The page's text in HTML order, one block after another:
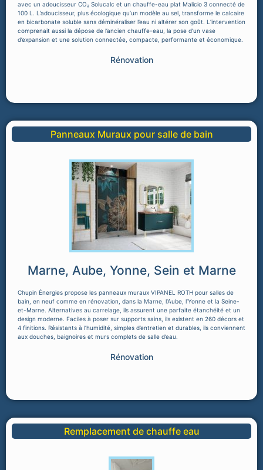
avec un adoucisseur CO₂ Solucalc et un chauffe-eau plat Malicio 3 connecté de
100 L. L’adoucisseur, plus écologique qu’un modèle au sel, transforme le calcaire
en bicarbonate soluble sans déminéraliser l’eau ni altérer son goût. L’intervention
comprenait aussi la dépose de l’ancien chauffe-eau, la pose d’un vase
d’expansion et une solution connectée, compacte, performante et économique.
Rénovation
Panneaux Muraux pour salle de bain
Marne, Aube, Yonne, Sein et Marne
Chupin Énergies propose les panneaux muraux VIPANEL ROTH pour salles de
bain, en neuf comme en rénovation, dans la Marne, l’Aube, l’Yonne et la Seine-
et-Marne. Alternatives au carrelage, ils assurent une parfaite étanchéité et un
design moderne. Faciles à poser sur supports sains, ils existent en 260 décors et
4 finitions. Résistants à l’humidité, simples d’entretien et durables, ils conviennent
aux douches, baignoires et murs complets de salle d’eau.
Rénovation
Remplacement de chauffe eau